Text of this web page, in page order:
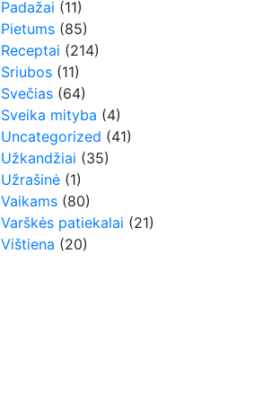
Padažai (11)
Pietums (85)
Receptai (214)
Sriubos (11)
Svečias (64)
Sveika mityba (4)
Uncategorized (41)
Užkandžiai (35)
Užrašinė (1)
Vaikams (80)
Varškės patiekalai (21)
Vištiena (20)